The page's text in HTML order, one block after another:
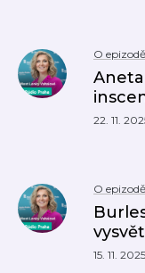
O epizodě
22. 11.
O epizodě
15. 11. 2025